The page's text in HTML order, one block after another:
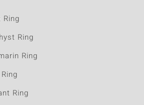
Ring
Ring
Ring
Ring